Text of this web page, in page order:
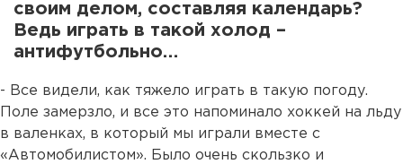
своим делом, составляя календарь?
Ведь играть в такой холод –
антифутбольно…
- Все видели, как тяжело играть в такую погоду.
Поле замерзло, и все это напоминало хоккей на льду
в валенках, в который мы играли вместе с
«Автомобилистом». Было очень скользко и